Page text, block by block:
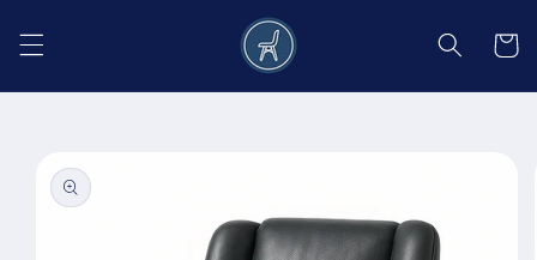
conținut
Coș
informațiile
despre
produs